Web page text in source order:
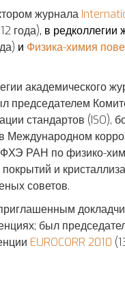
журнала
года), в редколлегии
и Физика-химия
академического
председателем
стандартов (ISO),
Международном
РАН по физико-
и
советов.
был
EUROCORR 2010